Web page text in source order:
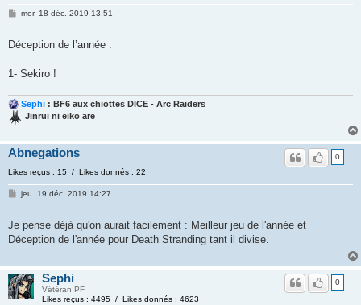
mer. 18 déc. 2019 13:51
Déception de l’année :
1- Sekiro !
Sephi : BF6 aux chiottes DICE - Arc Raiders
Jinrui ni eikō are
Abnegations
Likes reçus : 15 / Likes donnés : 22
0
jeu. 19 déc. 2019 14:27
Je pense déjà qu'on aurait facilement : Meilleur jeu de l'année et
Déception de l'année pour Death Stranding tant il divise.
Sephi
Vétéran PF
Likes reçus : 4495 / Likes donnés : 4623
0